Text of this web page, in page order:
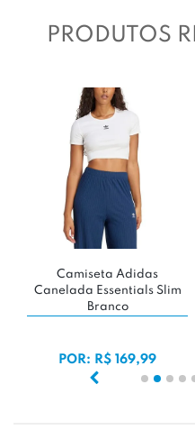
PRODUTOS
Camiseta Vans Display
Crew
POR: R$ 119,99